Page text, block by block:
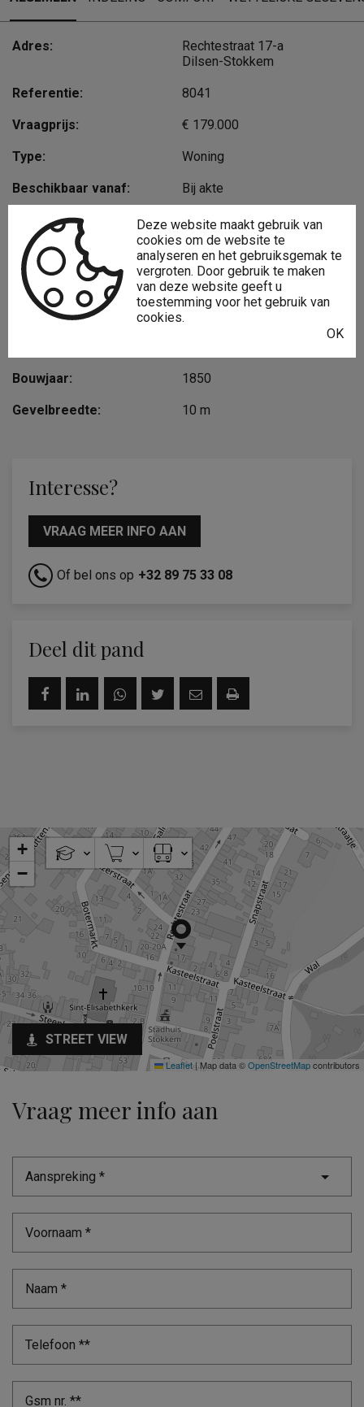
Adres:
Rechtestraat 17-a
Dilsen-Stokkem
Referentie: 8041
Vraagprijs: € 179.000
Type: Woning
Beschikbaar vanaf: Bij akte
Ligging: In centrum
Perceeloppervlakte: 249 m²
Perceelbreedte: 10 m
Bebouwde opp.:
Bouwjaar: 1850
Gevelbreedte: 10 m
Interesse?
VRAAG MEER INFO AAN
Of bel ons op +32 89 75 33 08
Deel dit pand
+
−
Leaflet |Map data ©OpenStreetMapcontributors
STREET VIEW
Vraag meer info aan
Aanspreking *
Deze website maakt gebruik van
cookies om de website te
analyseren en het gebruiksgemak te
vergroten. Door gebruik te maken
van deze website geeft u
toestemming voor het gebruik van
cookies.
OK